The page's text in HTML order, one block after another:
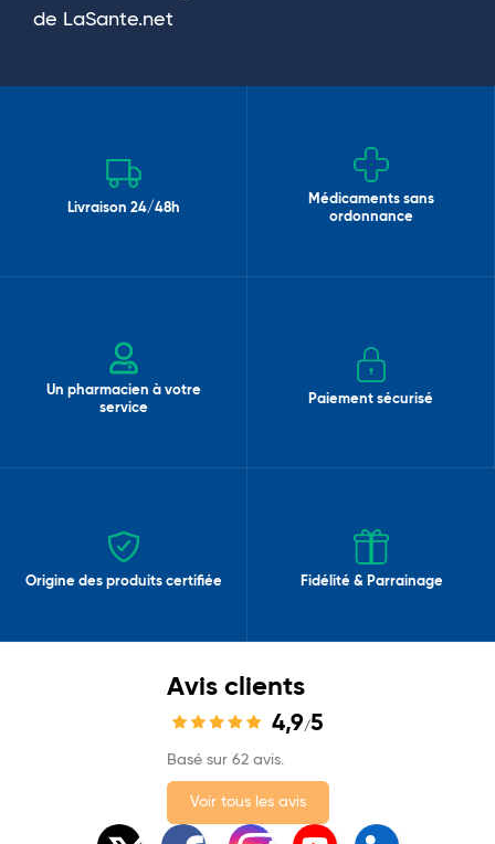
de LaSante.net
Livraison 24/48h
Médicaments sans
ordonnance
Un pharmacien à votre
service
Paiement sécurisé
Origine des produits certifiée Fidélité & Parrainage
Avis clients
4,9/5
Basé sur 62 avis.
Voir tous les avis